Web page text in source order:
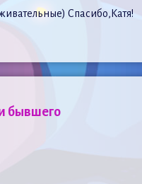
Спасибо,Катя!
бывшего